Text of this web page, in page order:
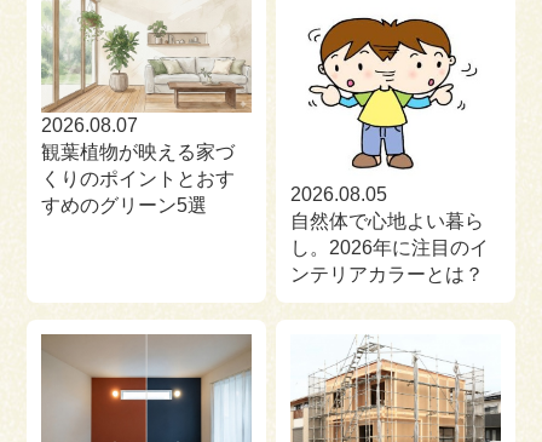
来場予約 資料請求
2026.08.07
観葉植物が映える家づ
くりのポイントとおす
すめのグリーン5選
2026.08.05
自然体で心地よい暮ら
し。2026年に注目のイ
ンテリアカラーとは？